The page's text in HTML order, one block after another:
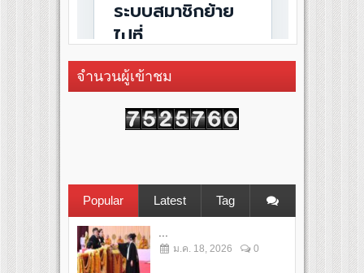
จำนวนผู้เข้าชม
Popular Latest Tag
...
ม.ค. 18, 2026 0